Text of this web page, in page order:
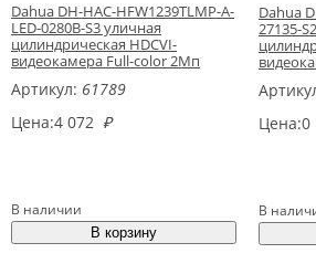
Dahua DH-HAC-HFW1239TLMP-A-
LED-0280B-S3 уличная
цилиндрическая HDCVI-
видеокамера Full-color 2Мп
Артикул: 61789
Цена:4 072 ₽
В наличии
Dahua
27135-
Цена:0
В